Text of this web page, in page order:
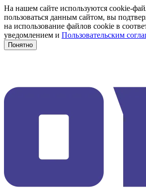
На нашем сайте используются cookie-
пользоваться данным сайтом, вы
на использование файлов cookie в
уведомлением и Пользовательским
Понятно